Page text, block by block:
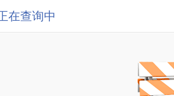
在查询中